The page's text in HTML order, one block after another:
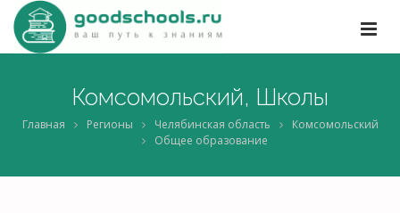
Комсомольский, Школы
Главная Регионы Челябинская область
Комсомольский
Общее образование